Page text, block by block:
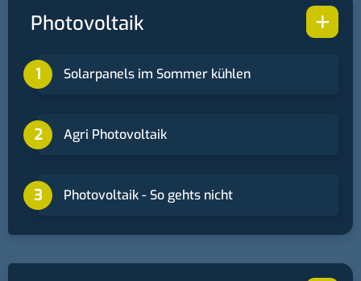
+
Photovoltaik
Solarpanels im Sommer kühlen
Agri Photovoltaik
Photovoltaik - So gehts nicht